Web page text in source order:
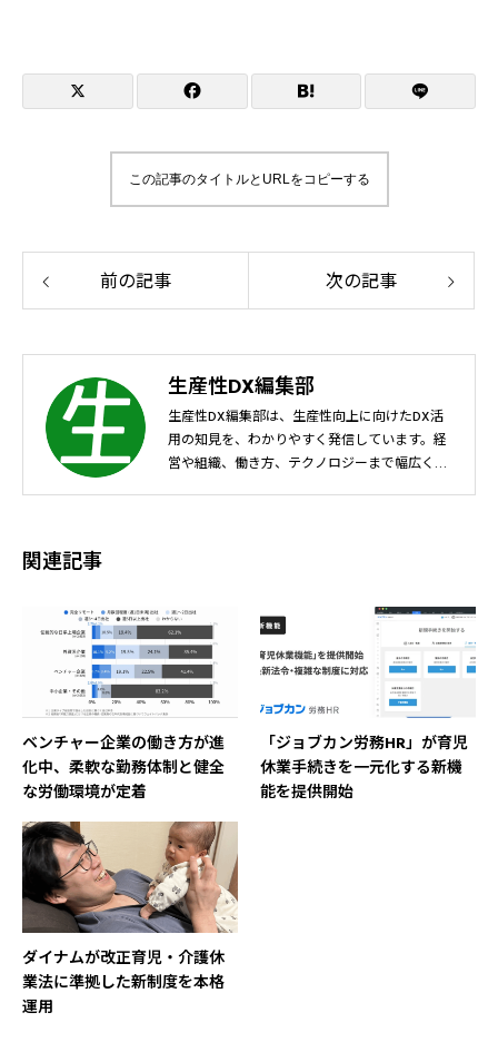
この記事のタイトルとURLをコピーする
前の記事 次の記事
生産性DX編集部
生産性DX編集部は、生産性向上に向けたDX活
用の知見を、わかりやすく発信しています。経
営や組織、働き方、テクノロジーまで幅広く取
関連記事
ベンチャー企業の働き方が進
化中、柔軟な勤務体制と健全
な労働環境が定着
「ジョブカン労務HR」が育児
休業手続きを一元化する新機
能を提供開始
ダイナムが改正育児・介護休
業法に準拠した新制度を本格
運用